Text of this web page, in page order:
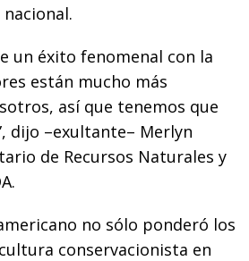
un éxito fenomenal con la
están mucho más
así que tenemos que
dijo –exultante– Merlyn
de Recursos Naturales y
no sólo ponderó los
conservacionista en